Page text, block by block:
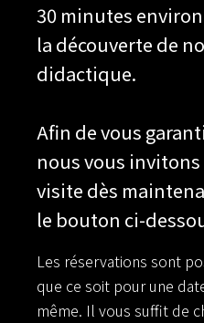
30 minutes
la découverte de
didactique.
Afin de vous
nous vous
visite dès
le bouton ci-
Les réservations sont
que ce soit pour une
même. Il vous suffit de